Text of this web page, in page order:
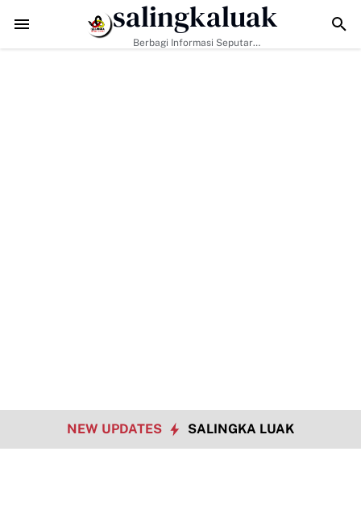
Dibuka, Rumah Diperbaiki: TMMD 129 Kodim 0306/50 Kota
salingkaluak
Berbagi Informasi Seputar
NEW UPDATES SALINGKA LUAK